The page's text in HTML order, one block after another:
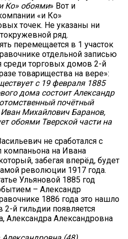
Ко» обоями» Вот и
«и Ко»
точек. Не указаны ни
ряд.
перемещается в 1 участок
отдельной записью
среди торговых домов 2-й
товарищества на вере»:
с 19 февраля 1885
дома состоит Александр
почётный
Михайлович Баранов,
обоями Тверской части на
не сработался с
на Ивана
забегая вперёд, будет
революции 1917 года.
Ульяновой 1885 год
– Александр
1886 года это нашло
й гильдии появляется
Александра Александровна